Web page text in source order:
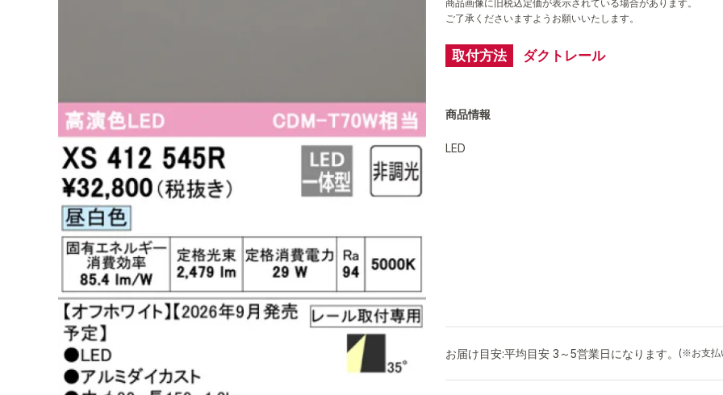
商品画像に旧税込定価が表示されている場合があります。
ご了承くださいますようお願いいたします。
取付方法 ダクトレール
お届け目安:平均目安 3～5営業日になります。 (※お支払
商品情報
LED